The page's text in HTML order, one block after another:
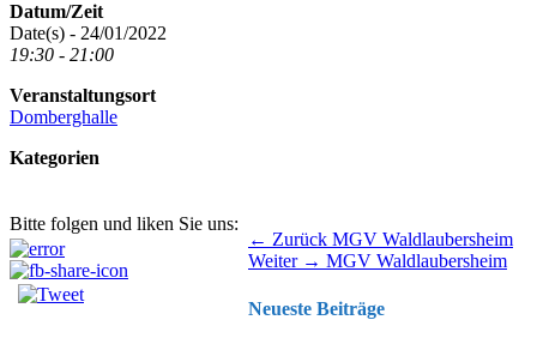
Datum/Zeit
Date(s) - 24/01/2022
19:30 - 21:00
Veranstaltungsort
Domberghalle
Kategorien
Bitte folgen und liken Sie uns:
Beitragsnavigation ← Zurück Vorhergehender
Beitrag:
MGV Waldlaubersheim
Weiter → Nächster
MGV Waldlaubersheim
Neueste Beiträge